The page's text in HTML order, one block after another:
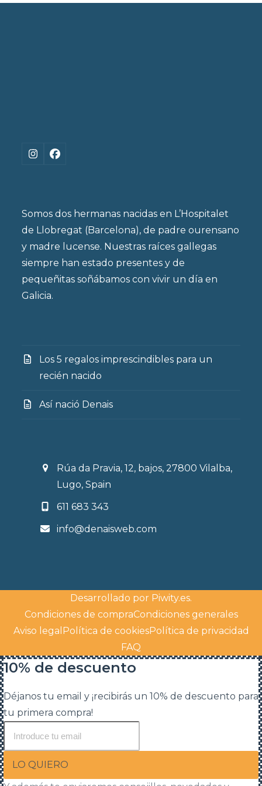
Instagram
Facebook
Somos dos hermanas nacidas en L’Hospitalet
de Llobregat (Barcelona), de padre ourensano
y madre lucense. Nuestras raíces gallegas
siempre han estado presentes y de
pequeñitas soñábamos con vivir un día en
Galicia.
Los 5 regalos imprescindibles para un
recién nacido
Así nació Denais
Rúa da Pravia, 12, bajos, 27800 Vilalba,
Lugo, Spain
611 683 343
info@denaisweb.com
Desarrollado por Piwity.es.
Condiciones de compraCondiciones generales
Aviso legal Política de cookiesPolítica de privacidad
FAQ
10% de descuento
Déjanos tu email y ¡recibirás un 10% de descuento para
tu primera compra!
LO QUIERO